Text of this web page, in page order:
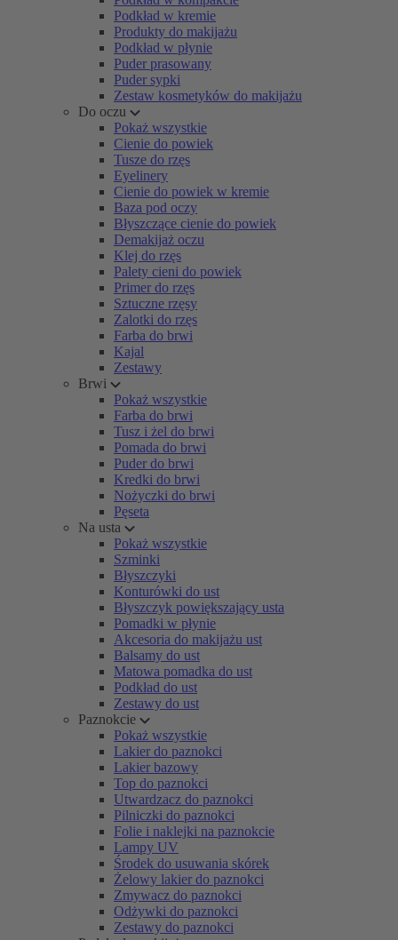
Podkład w kremie
Produkty do makijażu
Podkład w płynie
Puder prasowany
Puder sypki
Zestaw kosmetyków do makijażu
Do oczu
Pokaż wszystkie
Cienie do powiek
Tusze do rzęs
Eyelinery
Cienie do powiek w kremie
Baza pod oczy
Błyszczące cienie do powiek
Demakijaż oczu
Klej do rzęs
Palety cieni do powiek
Primer do rzęs
Sztuczne rzęsy
Zalotki do rzęs
Farba do brwi
Kajal
Zestawy
Brwi
Pokaż wszystkie
Farba do brwi
Tusz i żel do brwi
Pomada do brwi
Puder do brwi
Kredki do brwi
Nożyczki do brwi
Pęseta
Na usta
Pokaż wszystkie
Szminki
Błyszczyki
Konturówki do ust
Błyszczyk powiększający usta
Pomadki w płynie
Akcesoria do makijażu ust
Balsamy do ust
Matowa pomadka do ust
Podkład do ust
Zestawy do ust
Paznokcie
Pokaż wszystkie
Lakier do paznokci
Lakier bazowy
Top do paznokci
Utwardzacz do paznokci
Pilniczki do paznokci
Folie i naklejki na paznokcie
Lampy UV
Środek do usuwania skórek
Żelowy lakier do paznokci
Zmywacz do paznokci
Odżywki do paznokci
Zestawy do paznokci